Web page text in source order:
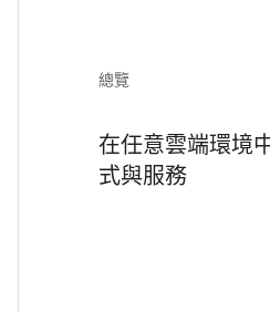
總覽
在任意雲端環境
式與服務